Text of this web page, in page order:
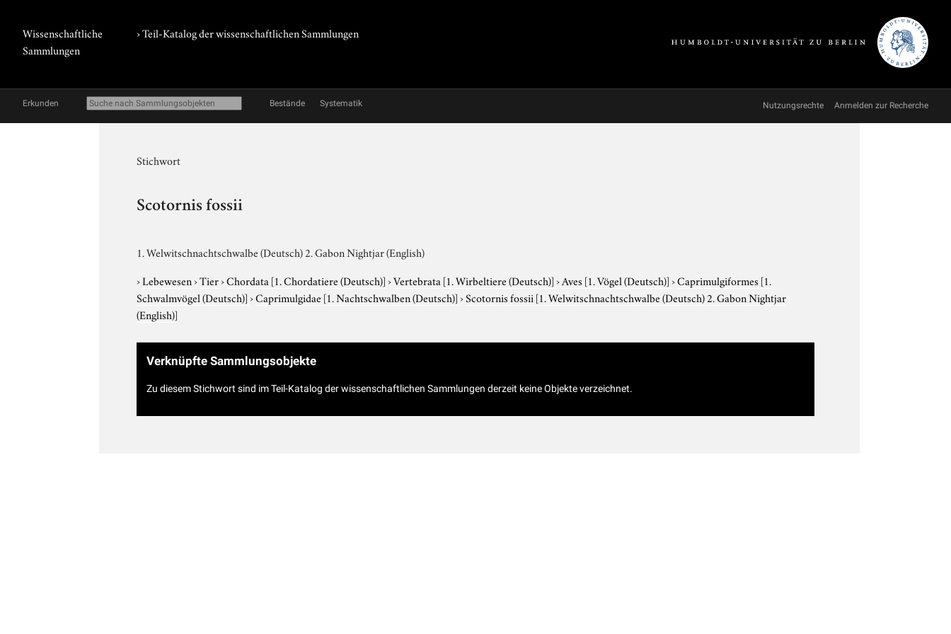
Wissenschaftliche
Sammlungen
› Teil-Katalog der wissenschaftlichen Sammlungen
Erkunden Bestände Systematik Nutzungsrechte Anmelden zur Recherche
Stichwort
Scotornis fossii
1. Welwitschnachtschwalbe (Deutsch) 2. Gabon Nightjar (English)
›Lebewesen›Tier›Chordata [1. Chordatiere (Deutsch)]›Vertebrata [1. Wirbeltiere (Deutsch)]›Aves [1. Vögel (Deutsch)]›Caprimulgiformes [1.
Schwalmvögel (Deutsch)]›Caprimulgidae [1. Nachtschwalben (Deutsch)]›Scotornis fossii [1. Welwitschnachtschwalbe (Deutsch) 2. Gabon Nightjar
(English)]
Verknüpfte Sammlungsobjekte
Zu diesem Stichwort sind im Teil-Katalog der wissenschaftlichen Sammlungen derzeit keine Objekte verzeichnet.